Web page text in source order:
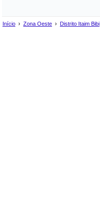
Início › Zona Oeste › Distrito Itaim Bibi